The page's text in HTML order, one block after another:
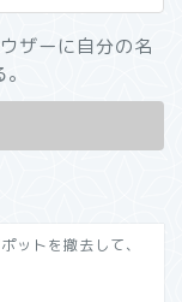
ザーに自分の名
ットを撤去して、